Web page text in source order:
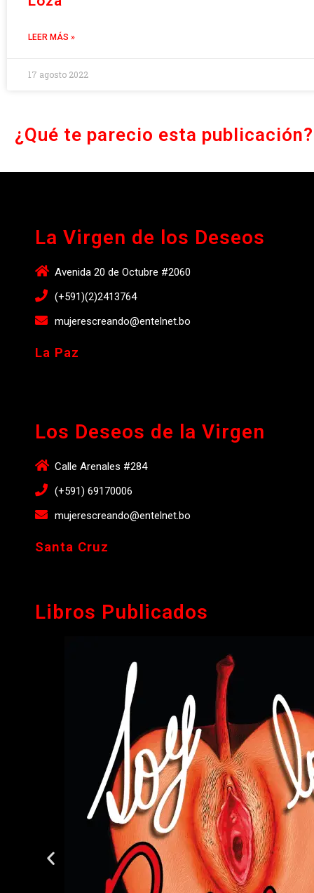
LEER MÁS »
17 agosto 2022
¿Qué te parecio esta publicación?
La Virgen de los Deseos
Avenida 20 de Octubre #2060
(+591)(2)2413764
mujerescreando@entelnet.bo
La Paz
Los Deseos de la Virgen
Calle Arenales #284
(+591) 69170006
mujerescreando@entelnet.bo
Santa Cruz
Libros Publicados